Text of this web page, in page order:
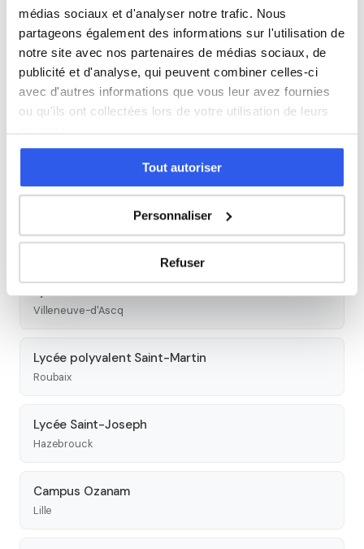
médias sociaux et d'analyser notre trafic. Nous
partageons également des informations sur l'utilisation de
notre site avec nos partenaires de médias sociaux, de
publicité et d'analyse, qui peuvent combiner celles-ci
avec d'autres informations que vous leur avez fournies
ou qu'ils ont collectées lors de votre utilisation de leurs
services.
Tout autoriser
Personnaliser
Refuser
Études supérieures
Tous les cours particuliers à Dunkerque
Découvrez l'ensemble de notre offre à Dunkerque : Voir
tous les cours à Dunkerque →
Autres lycées à proximité
Lycée polyvalent La Sagesse
Valenciennes
Lycée Saint-Adrien
Villeneuve-d'Ascq
Lycée polyvalent Saint-Martin
Roubaix
Lycée Saint-Joseph
Hazebrouck
Campus Ozanam
Lille